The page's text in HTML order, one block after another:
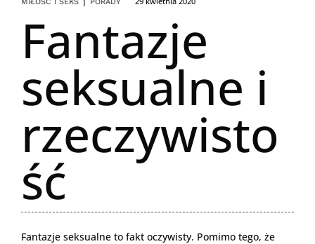
Fantazje
seksualne i
rzeczywisto
ść
Fantazje seksualne to fakt oczywisty. Pomimo tego, że